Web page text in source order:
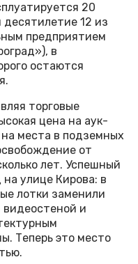
20
12 из
предприятием
в
остаются
торговые
цена на аук-
места в подземных
от
лет. Успешный
улице Кирова: в
лотки заменили
и
Теперь это место